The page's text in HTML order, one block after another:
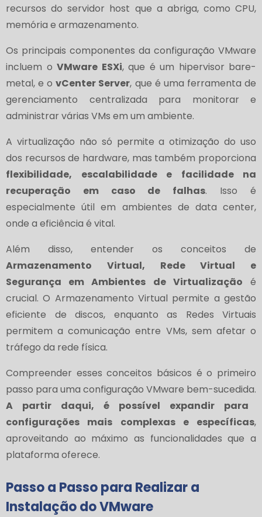
recursos do servidor host que a abriga, como CPU,
memória e armazenamento.
Os principais componentes da configuração VMware
incluem o VMware ESXi, que é um hipervisor bare-
metal, e ovCenter Server, que é uma ferramenta de
gerenciamento centralizada para monitorar e
administrar várias VMs em um ambiente.
A virtualização não só permite a otimização do uso
dos recursos de hardware, mas também proporciona
flexibilidade, escalabilidade e facilidade na
recuperação em caso de falhas. Isso é
especialmente útil em ambientes de data center,
onde a eficiência é vital.
Além disso, entender os conceitos de
Armazenamento Virtual, Rede Virtual e
Segurança em Ambientes de Virtualização é
crucial. O Armazenamento Virtual permite a gestão
eficiente de discos, enquanto as Redes Virtuais
permitem a comunicação entre VMs, sem afetar o
tráfego da rede física.
Compreender esses conceitos básicos é o primeiro
passo para uma configuração VMware bem-sucedida.
A partir daqui, é possível expandir para
configurações mais complexas e específicas,
aproveitando ao máximo as funcionalidades que a
plataforma oferece.
Passo a Passo para Realizar a
Instalação do VMware